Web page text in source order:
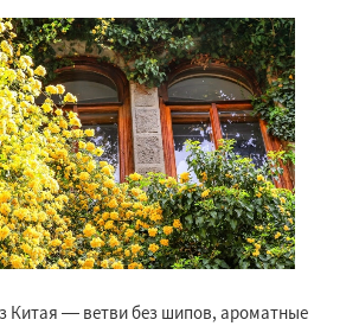
Китая — ветви без шипов, ароматные